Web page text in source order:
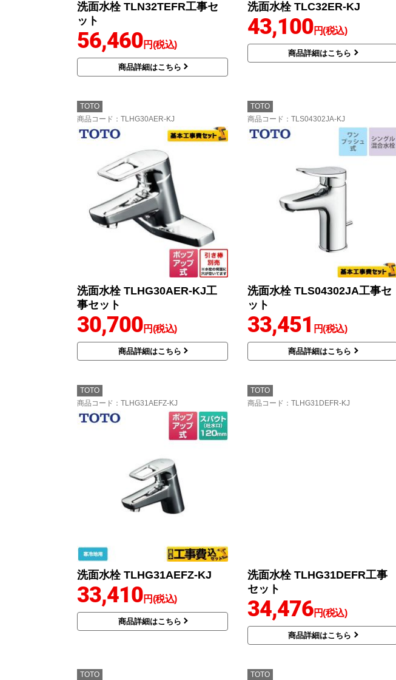
洗面水栓 TLN32TEFR工事セ
ット
56,460円(税込)
商品詳細はこちら
洗面水栓 TLC32ER-KJ
43,100円(税込)
商品詳細はこちら
TOTO
商品コード ：TLHG30AER-KJ
洗面水栓 TLHG30AER-KJ工
事セット
30,700円(税込)
商品詳細はこちら
TOTO
商品コード ：TLS04302JA-KJ
洗面水栓 TLS04302JA工事セ
ット
33,451 円(税込)
商品詳細はこちら
TOTO
商品コード ：TLHG31AEFZ-KJ
洗面水栓 TLHG31AEFZ-KJ
33,410円(税込)
商品詳細はこちら
TOTO
商品コード ：TLHG31DEFR-KJ
洗面水栓 TLHG31DEFR工事
セット
34,476円(税込)
商品詳細はこちら
TOTO
TOTO